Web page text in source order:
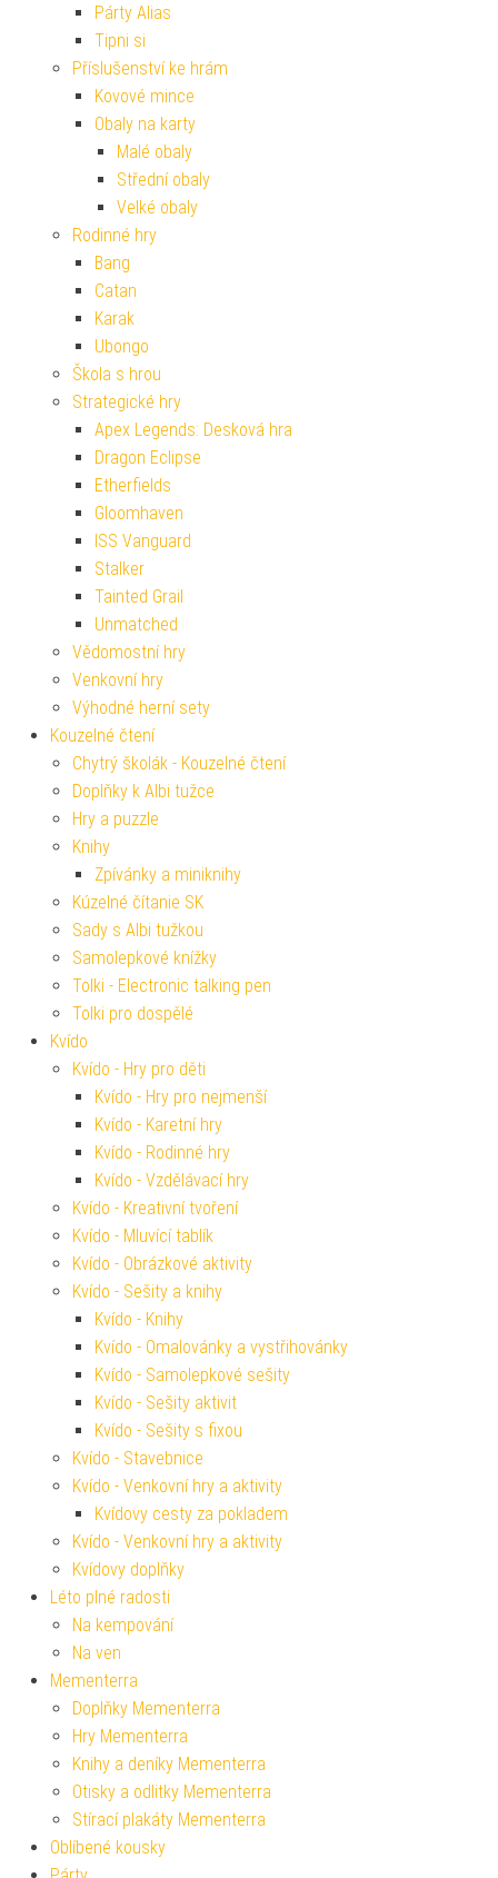
Párty Alias
Tipni si
Příslušenství ke hrám
Kovové mince
Obaly na karty
Malé obaly
Střední obaly
Velké obaly
Rodinné hry
Bang
Catan
Karak
Ubongo
Škola s hrou
Strategické hry
Apex Legends: Desková hra
Dragon Eclipse
Etherfields
Gloomhaven
ISS Vanguard
Stalker
Tainted Grail
Unmatched
Vědomostní hry
Venkovní hry
Výhodné herní sety
Kouzelné čtení
Chytrý školák - Kouzelné čtení
Doplňky k Albi tužce
Hry a puzzle
Knihy
Zpívánky a miniknihy
Kúzelné čítanie SK
Sady s Albi tužkou
Samolepkové knížky
Tolki - Electronic talking pen
Tolki pro dospělé
Kvído
Kvído - Hry pro děti
Kvído - Hry pro nejmenší
Kvído - Karetní hry
Kvído - Rodinné hry
Kvído - Vzdělávací hry
Kvído - Kreativní tvoření
Kvído - Mluvící tablík
Kvído - Obrázkové aktivity
Kvído - Sešity a knihy
Kvído - Knihy
Kvído - Omalovánky a vystřihovánky
Kvído - Samolepkové sešity
Kvído - Sešity aktivit
Kvído - Sešity s fixou
Kvído - Stavebnice
Kvído - Venkovní hry a aktivity
Kvídovy cesty za pokladem
Kvído - Venkovní hry a aktivity
Kvídovy doplňky
Léto plné radosti
Na kempování
Na ven
Mementerra
Doplňky Mementerra
Hry Mementerra
Knihy a deníky Mementerra
Otisky a odlitky Mementerra
Stírací plakáty Mementerra
Oblíbené kousky